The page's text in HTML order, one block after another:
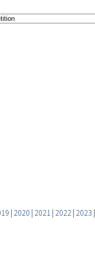
| 2020 | 2021 | 2022| 2023 |